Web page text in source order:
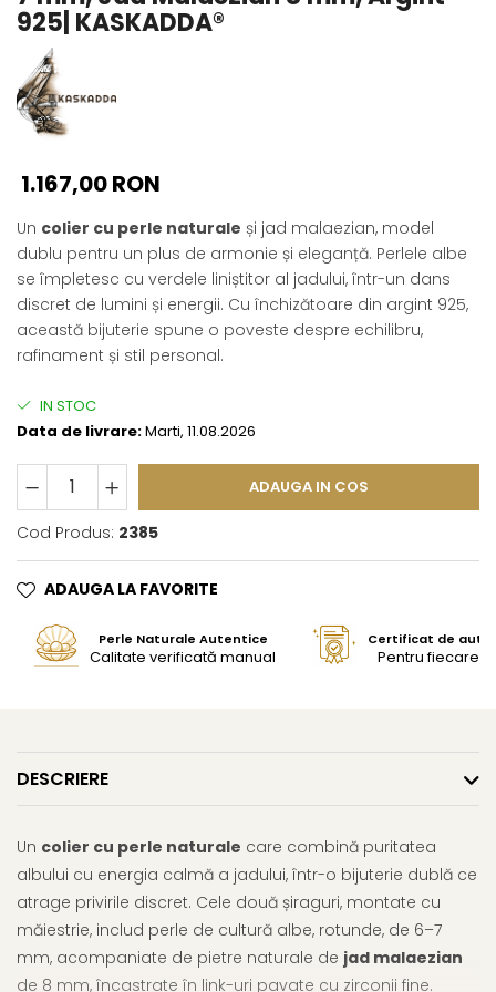
Seturi Perle cu Argint
Brățări cu Perle
Pandantive cu Perle
Brose cu Perle
925| KASKADDA®
1.167,00 RON
Un colier cu perle naturale și jad malaezian, model
dublu pentru un plus de armonie și eleganță. Perlele albe
se împletesc cu verdele liniștitor al jadului, într-un dans
discret de lumini și energii. Cu închizătoare din argint 925,
această bijuterie spune o poveste despre echilibru,
rafinament și stil personal.
IN STOC
Data de livrare:Marti, 11.08.2026
ADAUGA IN COS
Cod Produs: 2385
ADAUGA LA FAVORITE
Perle Naturale Autentice
Calitate verificată manual
Certificat de
Pentru fiecare
DESCRIERE
Un colier cu perle naturale care combină puritatea
albului cu energia calmă a jadului, într-o bijuterie dublă ce
atrage privirile discret. Cele două șiraguri, montate cu
măiestrie, includ perle de cultură albe, rotunde, de 6–7
mm, acompaniate de pietre naturale de jad malaezian
de 8 mm, încastrate în link-uri pavate cu zirconii fine.